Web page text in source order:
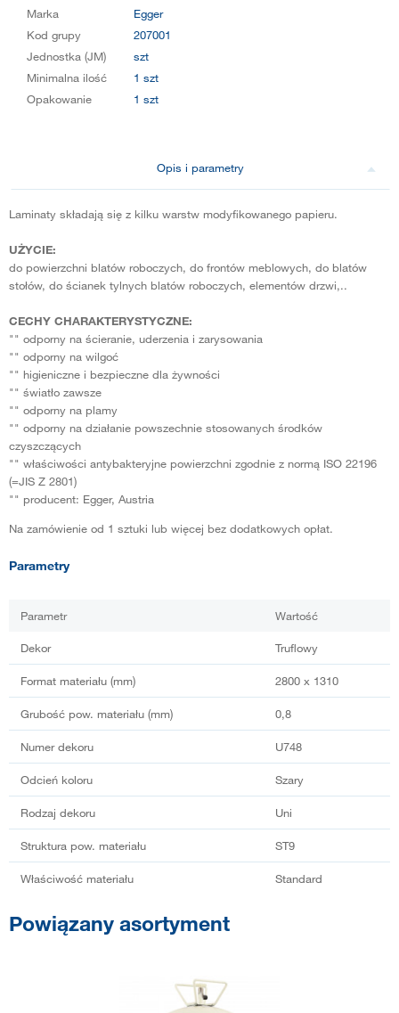
Marka
Egger
Kod grupy
207001
Jednostka (JM)
szt
Minimalna ilość
1 szt
Opakowanie
1 szt
Opis i parametry
Laminaty składają się z kilku warstw modyfikowanego papieru.
UŻYCIE:
do powierzchni blatów roboczych, do frontów meblowych, do blatów
stołów, do ścianek tylnych blatów roboczych, elementów drzwi,..
CECHY CHARAKTERYSTYCZNE:
"" odporny na ścieranie, uderzenia i zarysowania
"" odporny na wilgoć
"" higieniczne i bezpieczne dla żywności
"" światło zawsze
"" odporny na plamy
"" odporny na działanie powszechnie stosowanych środków
czyszczących
"" właściwości antybakteryjne powierzchni zgodnie z normą ISO 22196
(=JIS Z 2801)
"" producent: Egger, Austria
Na zamówienie od 1 sztuki lub więcej bez dodatkowych opłat.
Parametry
Parametr Wartość
Dekor Truflowy
Format materiału (mm) 2800 x 1310
Grubość pow. materiału (mm) 0,8
Numer dekoru U748
Odcień koloru Szary
Rodzaj dekoru Uni
Struktura pow. materiału ST9
Właściwość materiału Standard
Powiązany asortyment